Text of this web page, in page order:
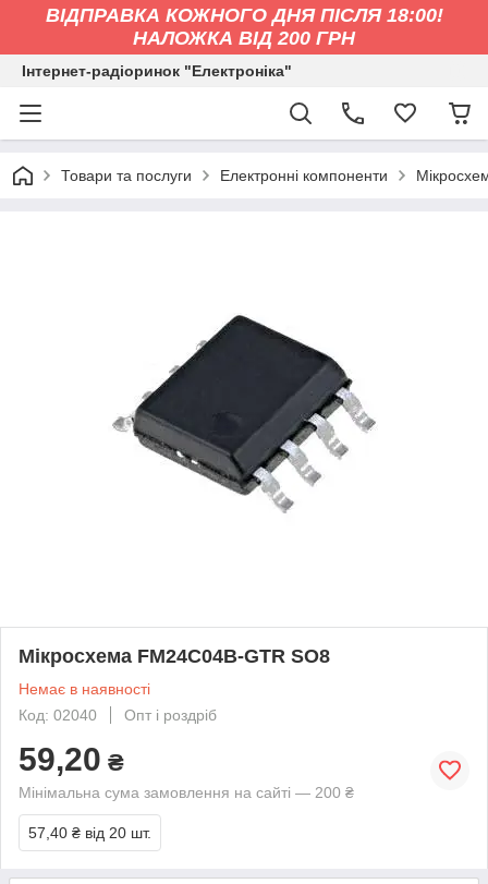
ВІДПРАВКА КОЖНОГО ДНЯ ПІСЛЯ 18:00!
НАЛОЖКА ВІД 200 ГРН
Інтернет-радіоринок "Електроніка"
Товари та послуги Електронні компоненти
Мікросхема FM24C04B-GTR SO8
Немає в наявності
Код: 02040
Опт і роздріб
59,20 ₴
Мінімальна сума замовлення на сайті — 200 ₴
57,40 ₴ від 20 шт.